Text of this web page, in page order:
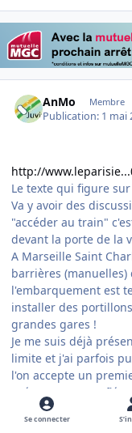
AnMo Membre
Publication: 1 mai
http://
Le texte qui figure
Va y avoir des
"accéder au train"
devant la porte de la
A Marseille Saint
barrières
l'embarquement est
installer des
grandes gares !
Je me suis déjà
limite et j'ai parfois
l'on accepte un
présentent
Mais train désaffiché
clairement abusif....
Se connecter